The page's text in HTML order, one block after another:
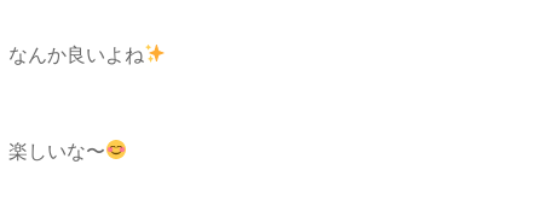
なんか良いよね
楽しいな〜